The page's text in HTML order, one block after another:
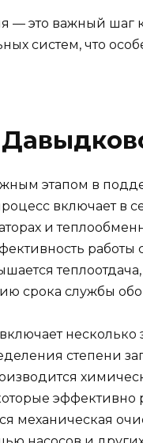
— это важный
систем, что
этапом в
включает в
и
работы
теплоотдача,
срока службы
несколько
степени
эффективно
механическая